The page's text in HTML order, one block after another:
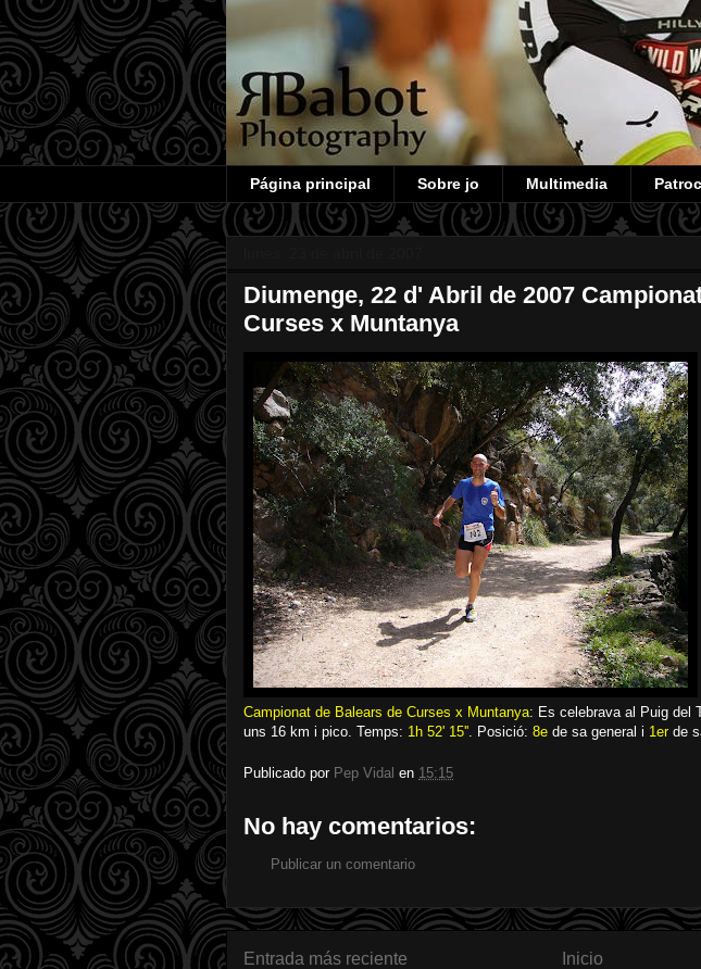
Página principal Sobre jo Multimedia
Diumenge, 22 d' Abril de 2007
Curses x Muntanya
Campionat de Balears de Curses x Muntanya: Es celebrava al Puig del
uns 16 km i pico. Temps: 1h 52' 15'' . Posició: 8e de sa general i 1er de
Publicado por Pep Vidal en 15:15
No hay comentarios:
Publicar un comentario
Entrada más reciente Inicio